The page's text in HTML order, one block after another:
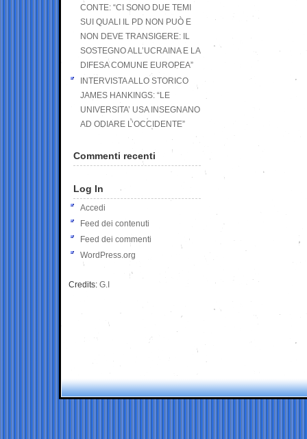
CONTE: “CI SONO DUE TEMI
SUI QUALI IL PD NON PUÒ E
NON DEVE TRANSIGERE: IL
SOSTEGNO ALL’UCRAINA E LA
DIFESA COMUNE EUROPEA”
INTERVISTA ALLO STORICO
JAMES HANKINGS: “LE
UNIVERSITA’ USA INSEGNANO
AD ODIARE L’OCCIDENTE”
Commenti recenti
Log In
Accedi
Feed dei contenuti
Feed dei commenti
WordPress.org
Credits: G.I